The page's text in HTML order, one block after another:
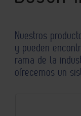
Nuestros
y pueden
rama de la
ofrecemos un